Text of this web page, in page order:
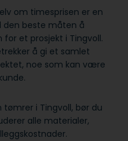
om timesprisen er en
den beste måten å
et prosjekt i Tingvoll.
å gi et samlet
noe som kan være
i Tingvoll, bør du
alle materialer,